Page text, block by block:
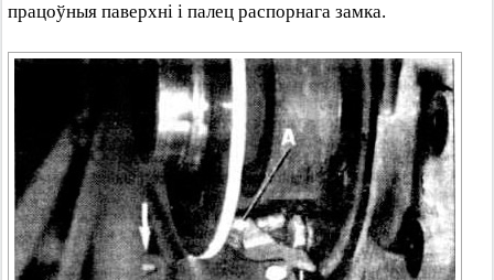
працоўныя паверхні і палец распорнага замка.